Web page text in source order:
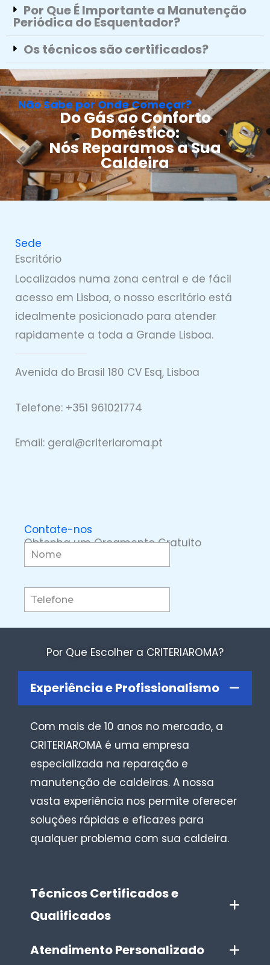
Por Que É Importante a Manutenção
Periódica do Esquentador?
Os técnicos são certificados?
Não Sabe por Onde Começar?
Do Gás ao Conforto
Doméstico:
Nós Reparamos a Sua
Caldeira
Sede
Escritório
Localizados numa zona central e de fácil
acesso em Lisboa, o nosso escritório está
idealmente posicionado para atender
rapidamente a toda a Grande Lisboa.
Avenida do Brasil 180 CV Esq, Lisboa
Telefone: +351 961021774
Email: geral@criteriaroma.pt
Contate-nos
Obtenha um Orçamento Gratuito
Por Que Escolher a CRITERIAROMA?
Experiência e Profissionalismo
Com mais de 10 anos no mercado, a
CRITERIAROMA é uma empresa
especializada na reparação e
manutenção de caldeiras. A nossa
vasta experiência nos permite oferecer
soluções rápidas e eficazes para
qualquer problema com sua caldeira.
Técnicos Certificados e
Qualificados
Atendimento Personalizado